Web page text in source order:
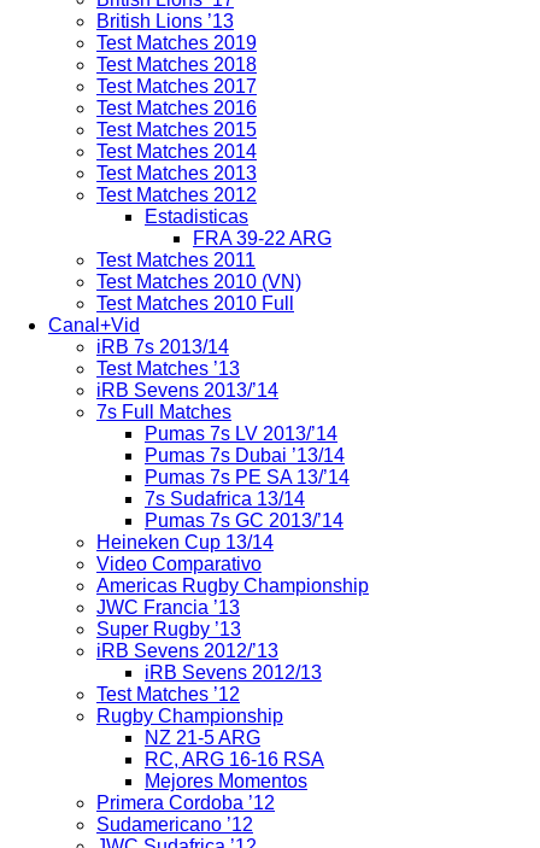
British Lions ’13
Test Matches 2019
Test Matches 2018
Test Matches 2017
Test Matches 2016
Test Matches 2015
Test Matches 2014
Test Matches 2013
Test Matches 2012
Estadisticas
FRA 39-22 ARG
Test Matches 2011
Test Matches 2010 (VN)
Test Matches 2010 Full
Canal+Vid
iRB 7s 2013/14
Test Matches ’13
iRB Sevens 2013/’14
7s Full Matches
Pumas 7s LV 2013/’14
Pumas 7s Dubai ’13/14
Pumas 7s PE SA 13/’14
7s Sudafrica 13/14
Pumas 7s GC 2013/’14
Heineken Cup 13/14
Video Comparativo
Americas Rugby Championship
JWC Francia ’13
Super Rugby ’13
iRB Sevens 2012/’13
iRB Sevens 2012/13
Test Matches ’12
Rugby Championship
NZ 21-5 ARG
RC, ARG 16-16 RSA
Mejores Momentos
Primera Cordoba ’12
Sudamericano ’12